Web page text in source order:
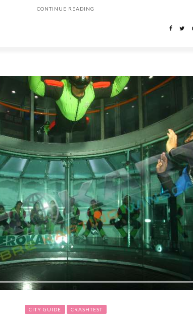
CONTINUE READING
CITY GUIDE CRASHTEST